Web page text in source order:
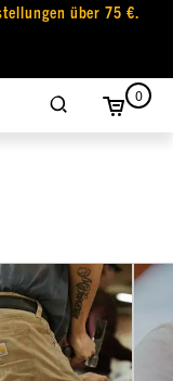
über 75 €.
0